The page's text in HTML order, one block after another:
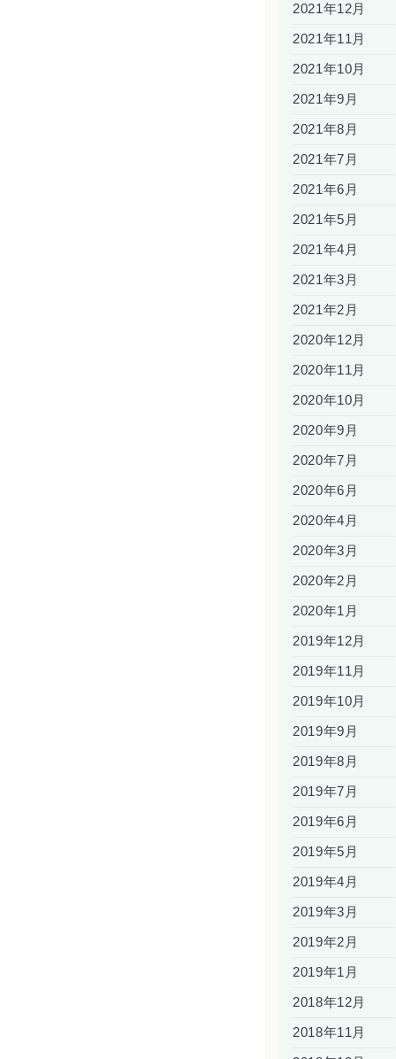
2021年12月
2021年11月
2021年10月
2021年9月
2021年8月
2021年7月
2021年6月
2021年5月
2021年4月
2021年3月
2021年2月
2020年12月
2020年11月
2020年10月
2020年9月
2020年7月
2020年6月
2020年4月
2020年3月
2020年2月
2020年1月
2019年12月
2019年11月
2019年10月
2019年9月
2019年8月
2019年7月
2019年6月
2019年5月
2019年4月
2019年3月
2019年2月
2019年1月
2018年12月
2018年11月